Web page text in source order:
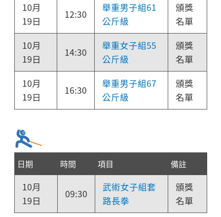
10月
19日
12:30
舉重男子組61
公斤級
頒獎
名單
10月
19日
14:30
舉重女子組55
公斤級
頒獎
名單
10月
19日
16:30
舉重男子組67
公斤級
頒獎
名單
日期 時間 項目 備註
10月
19日
09:30
武術女子組套
路長拳
頒獎
名單